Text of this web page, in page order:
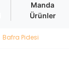
Manda
Ürünler
Bafra Pidesi